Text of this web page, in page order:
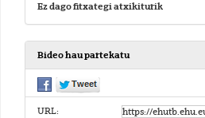
Ez dago fitxategi atxikiturik
Bideo hau partekatu
URL: